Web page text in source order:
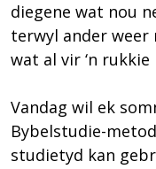
diegene wat nou
terwyl ander weer
wat al vir ‘n
Vandag wil ek
Bybelstudie-
studietyd kan